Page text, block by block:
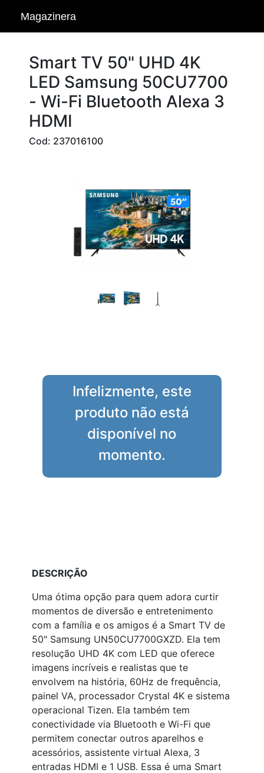
Magazinera
Smart TV 50" UHD 4K
LED Samsung 50CU7700
- Wi-Fi Bluetooth Alexa 3
HDMI
Cod: 237016100
Infelizmente, este
produto não está
disponível no
momento.
DESCRIÇÃO
Uma ótima opção para quem adora curtir
momentos de diversão e entretenimento
com a família e os amigos é a Smart TV de
50" Samsung UN50CU7700GXZD. Ela tem
resolução UHD 4K com LED que oferece
imagens incríveis e realistas que te
envolvem na história, 60Hz de frequência,
painel VA, processador Crystal 4K e sistema
operacional Tizen. Ela também tem
conectividade via Bluetooth e Wi-Fi que
permitem conectar outros aparelhos e
acessórios, assistente virtual Alexa, 3
entradas HDMI e 1 USB. Essa é uma Smart